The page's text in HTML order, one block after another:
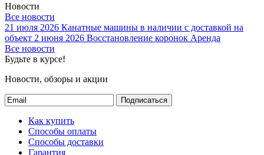
Новости
Все новости
21 июля 2026 Канатные машины в наличии с доставкой на
объект 2 июня 2026 Восстановление коронок Аренда
Все новости
Будьте в курсе!
Новости, обзоры и акции
Подписаться
Как купить
Способы оплаты
Способы доставки
Гарантия